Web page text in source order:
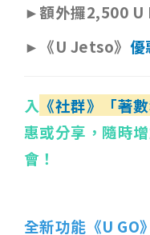
►額外攞2,500 U
►《U Jetso》 優
入 《社群》「著
惠或分享，隨時
會！
全新功能《U GO